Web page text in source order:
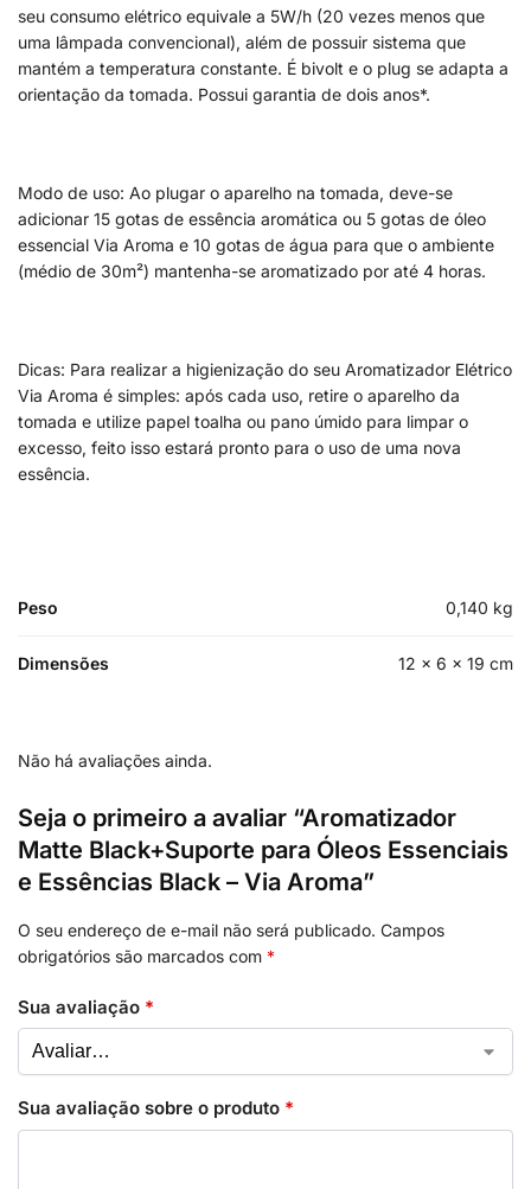
seu consumo elétrico equivale a 5W/h (20 vezes menos que
uma lâmpada convencional), além de possuir sistema que
mantém a temperatura constante. É bivolt e o plug se adapta a
orientação da tomada. Possui garantia de dois anos*.
Modo de uso: Ao plugar o aparelho na tomada, deve-se
adicionar 15 gotas de essência aromática ou 5 gotas de óleo
essencial Via Aroma e 10 gotas de água para que o ambiente
(médio de 30m²) mantenha-se aromatizado por até 4 horas.
Dicas: Para realizar a higienização do seu Aromatizador Elétrico
Via Aroma é simples: após cada uso, retire o aparelho da
tomada e utilize papel toalha ou pano úmido para limpar o
excesso, feito isso estará pronto para o uso de uma nova
essência.
Peso 0,140 kg
Dimensões 12 × 6 × 19 cm
Não há avaliações ainda.
Seja o primeiro a avaliar “Aromatizador
Matte Black+Suporte para Óleos Essenciais
e Essências Black – Via Aroma”
O seu endereço de e-mail não será publicado. Campos
obrigatórios são marcados com *
Sua avaliação *
Sua avaliação sobre o produto *